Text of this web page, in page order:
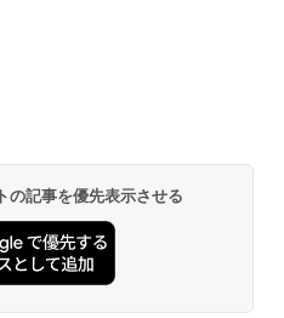
の記事を優先表示させる